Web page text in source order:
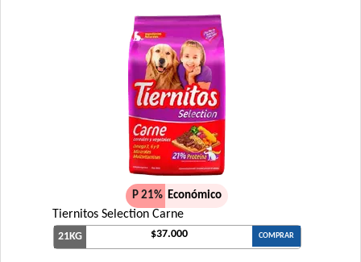
Pedigree Perro Cachorro Sabor Carne Y Pollo
Pro Plan Perro Cachorro Raza Grande
Pro Plan Perro Cachorro Raza Mediana
Pro Plan Perro Cachorro Raza Pequeña
Profesional Vet Premium Perro Cachorro Mordida Grande
Profesional Vet Premium Perro Cachorro Mordida Pequeña
Protemix Perro Cachorro
Provet Perro Cachorro Mediano y Grande
Pupy Food Perro Cachorro
Raza Perro Cachorro sabor Carne, Cereales y Leche
Royal Canin Club Performance Junior
P 21% Económico
Tiernitos Selection Carne
21KG $37.000 COMPRAR